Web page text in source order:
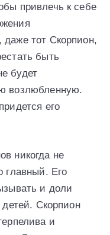
привлечь к себе
тот Скорпион,
быть
будет
возлюбленную.
его
никогда не
главный. Его
и доли
Скорпион
и